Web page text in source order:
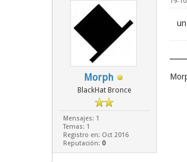
Morph
BlackHat Bronce
Mensajes: 1
Temas: 1
Registro en: Oct 2016
Reputación: 0